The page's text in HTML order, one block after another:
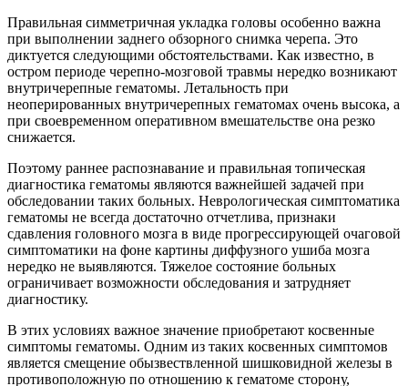
Правильная симметричная укладка головы особенно важна
при выполнении заднего обзорного снимка черепа. Это
диктуется следующими обстоятельствами. Как известно, в
остром периоде черепно-мозговой травмы нередко возникают
внутричерепные гематомы. Летальность при
неоперированных внутричерепных гематомах очень высока, а
при своевременном оперативном вмешательстве она резко
снижается.
Поэтому раннее распознавание и правильная топическая
диагностика гематомы являются важнейшей задачей при
обследовании таких больных. Неврологическая симптоматика
гематомы не всегда достаточно отчетлива, признаки
сдавления головного мозга в виде прогрессирующей очаговой
симптоматики на фоне картины диффузного ушиба мозга
нередко не выявляются. Тяжелое состояние больных
ограничивает возможности обследования и затрудняет
диагностику.
В этих условиях важное значение приобретают косвенные
симптомы гематомы. Одним из таких косвенных симптомов
является смещение обызвествленной шишковидной железы в
противоположную по отношению к гематоме сторону,